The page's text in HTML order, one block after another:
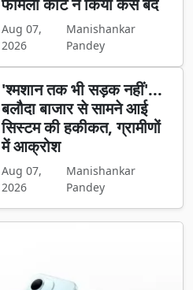
फैमिली कोर्ट ने किया केस बंद
Aug 07,
2026
Manishankar
Pandey
'श्मशान तक भी सड़क नहीं'...
बलौदा बाजार से सामने आई
सिस्टम की हकीकत, ग्रामीणों
में आक्रोश
Aug 07,
2026
Manishankar
Pandey